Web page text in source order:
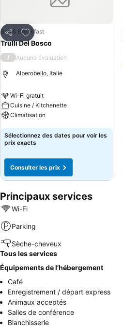
Partager
Ajouter à mes favoris
Bed & Breakfast
Trulli Del Bosco
/ Aucune évaluation
Alberobello, Italie
Wi-Fi gratuit
Cuisine / Kitchenette
Climatisation
Consulter les prix
Sélectionnez des dates pour voir les
prix exacts
Consulter les prix
Principaux services
Wi-Fi
Parking
Sèche-cheveux
Tous les services
Équipements de l’hébergement
Café
Enregistrement / départ express
Animaux acceptés
Salles de conférence
Blanchisserie